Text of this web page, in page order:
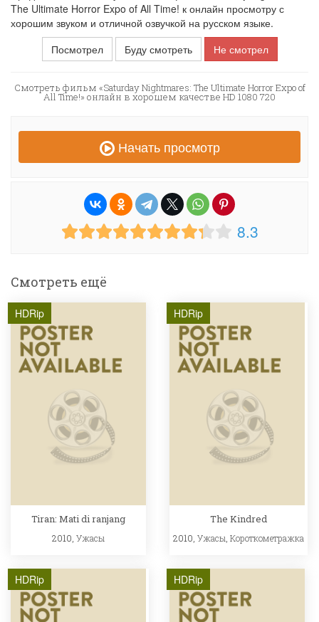
The Ultimate Horror Expo of All Time! к онлайн просмотру с
хорошим звуком и отличной озвучкой на русском языке.
Посмотрел
Буду смотреть Не смотрел
Смотреть фильм «Saturday Nightmares: The Ultimate Horror Expo of
All Time!» онлайн в хорошем качестве HD 1080 720
Начать просмотр
8.3
Смотреть ещё
HDRip
Tiran: Mati di ranjang
2010, Ужасы
HDRip
The Kindred
2010,Ужасы ,Короткометражка
HDRip HDRip